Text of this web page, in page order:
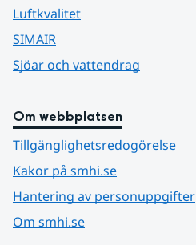
Luftkvalitet
SIMAIR
Sjöar och vattendrag
Om webbplatsen
Tillgänglighetsredogörelse
Kakor på smhi.se
Hantering av personuppgifter
Om smhi.se